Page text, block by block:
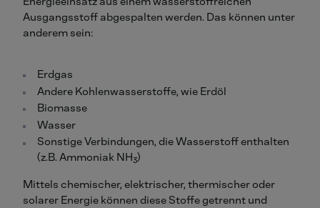
Ausgangsstoff abgespalten werden. Das können unter
anderem sein:
Erdgas
Andere Kohlenwasserstoffe, wie Erdöl
Biomasse
Wasser
Sonstige Verbindungen, die Wasserstoff enthalten
(z.B. Ammoniak NH3)
Mittels chemischer, elektrischer, thermischer oder
solarer Energie können diese Stoffe getrennt und